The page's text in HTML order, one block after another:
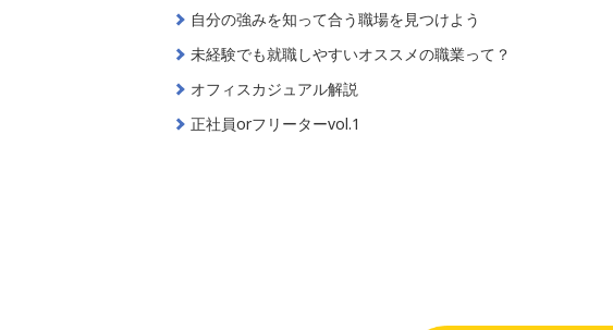
自分の強みを知って合う職場を見つけよう
未経験でも就職しやすいオススメの職業って？
オフィスカジュアル解説
正社員orフリーターvol.1